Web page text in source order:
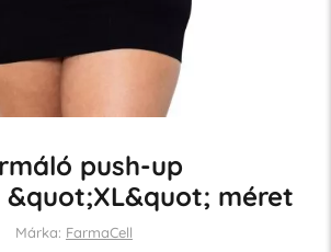
push-up
méret
Márka: FarmaCell